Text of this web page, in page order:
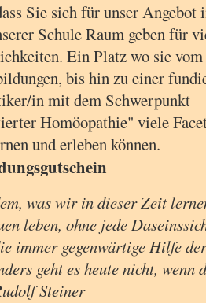
Sie sich für unser Angebot
Schule Raum geben für
Ein Platz wo sie
bis hin zu einer
in mit dem Schwerpunkt
Homöopathie" viele
und erleben können.
was wir in dieser Zeit
leben, ohne jede
immer gegenwärtige Hilfe
geht es heute nicht, wenn
Steiner